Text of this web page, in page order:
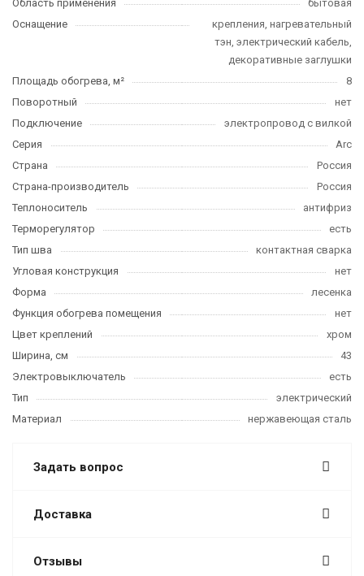
Область применения
бытовая
Оснащение
крепления, нагревательный
тэн, электрический кабель,
декоративные заглушки
Площадь обогрева, м²
8
Поворотный
нет
Подключение
электропровод с вилкой
Серия
Arc
Страна
Россия
Страна-производитель
Россия
Теплоноситель
антифриз
Терморегулятор
есть
Тип шва
контактная сварка
Угловая конструкция
нет
Форма
лесенка
Функция обогрева помещения
нет
Цвет креплений
хром
Ширина, см
43
Электровыключатель
есть
Тип
электрический
Материал
нержавеющая сталь
Задать вопрос
Доставка
Отзывы